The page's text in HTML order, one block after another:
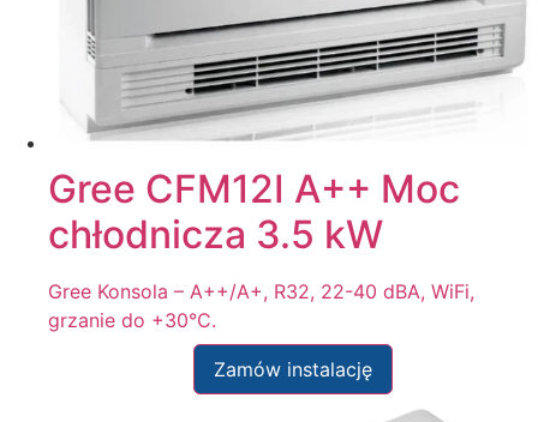
Gree CFM12I A++ Moc
chłodnicza 3.5 kW
Gree Konsola – A++/A+, R32, 22-40 dBA, WiFi,
grzanie do +30°C.
Zamów instalację